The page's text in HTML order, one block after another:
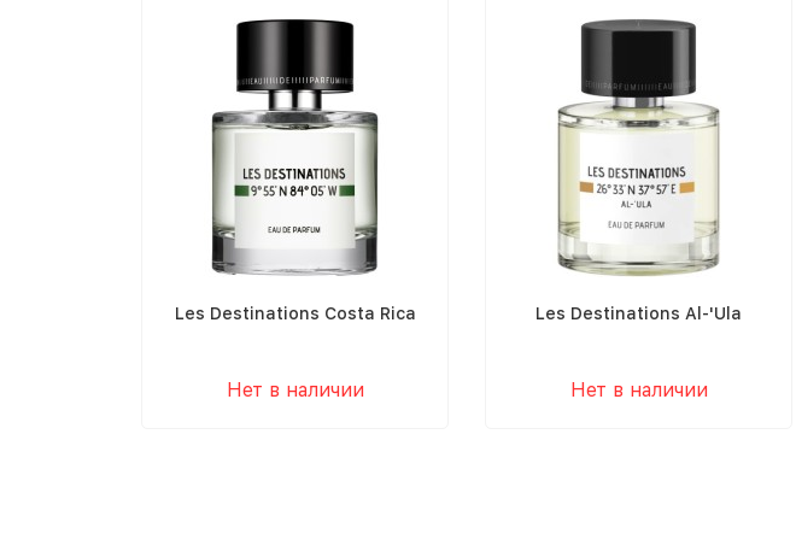
Les Destinations Costa Rica
Нет в наличии
Les Destinations Al-'Ula
Нет в наличии